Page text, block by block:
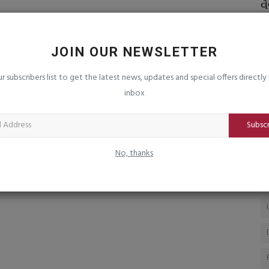
JOIN OUR NEWSLETTER
subscribers list to get the latest news, updates and special offers directly
inbox
No, thanks